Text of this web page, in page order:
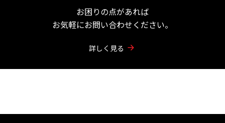
お困りの点があれば
お気軽にお問い合わせください。
詳しく見る